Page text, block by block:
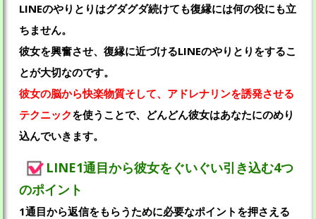
LINEのやりとりはグダグダ続けても復縁には何の役にも立
ちません。
彼女を興奮させ、復縁に近づけるLINEのやりとりをするこ
とが大切なのです。
彼女の脳から快楽物質そして、アドレナリンを誘発させる
テクニックを使うことで、どんどん彼女はあなたにのめり
込んでいきます。
LINE1通目から彼女をぐいぐい引き込む4つ
のポイント
1通目から返信をもらうために必要なポイントを押さえる